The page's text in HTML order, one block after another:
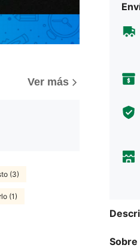
Ver más
(3)
(1)
Sobre